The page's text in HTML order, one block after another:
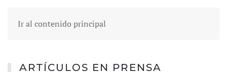
Ir al contenido principal
ARTÍCULOS EN PRENSA